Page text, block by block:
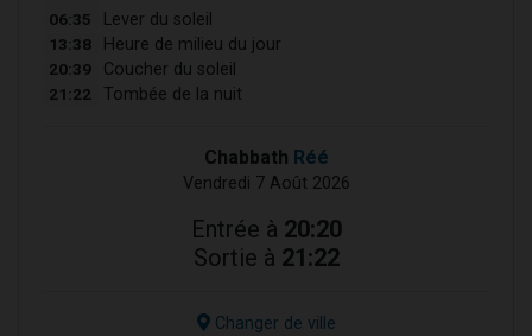
06:35 Lever du soleil
13:38 Heure de milieu du jour
20:39 Coucher du soleil
21:22 Tombée de la nuit
Chabbath Réé
Vendredi 7 Août 2026
Entrée à 20:20
Sortie à 21:22
Changer de ville